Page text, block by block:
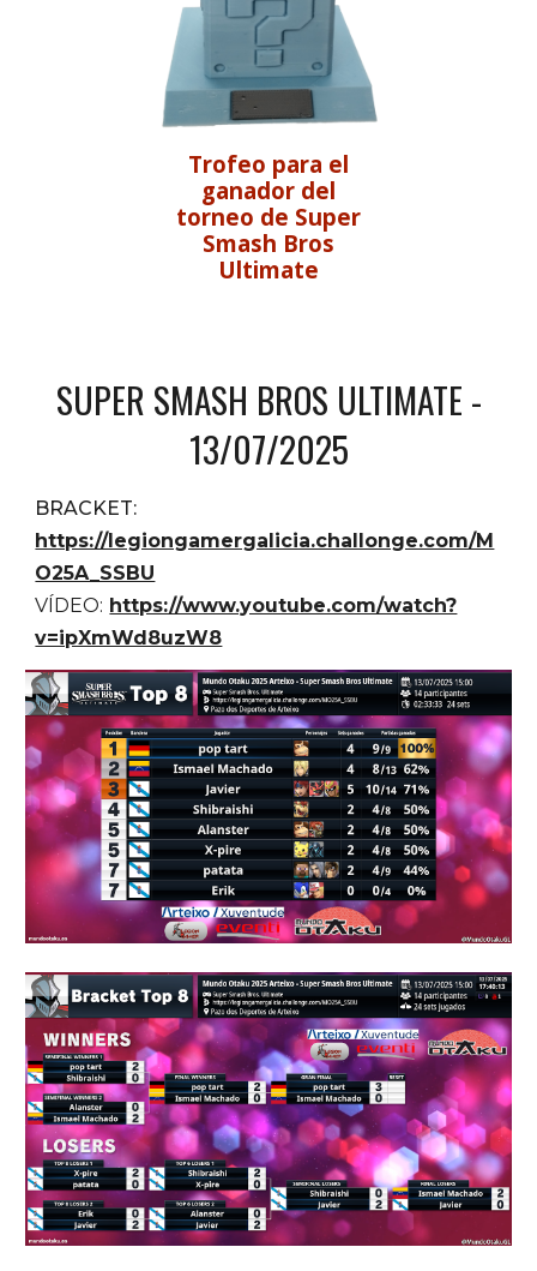
Trofeo para el
ganador del
torneo de Super
Smash Bros
Ultimate
SUPER SMASH BROS ULTIMATE -
13/07/2025
BRACKET:
https://legiongamergalicia.challonge.com/M
O25A_SSBU
VÍDEO: https://www.youtube.com/watch?
v=ipXmWd8uzW8